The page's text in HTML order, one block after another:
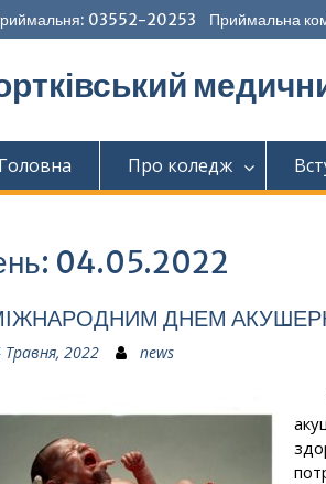
03552-20253 Приймальна
Головна Про коледж
04.05.2022
ДНЕМ
Травня, 2022 news